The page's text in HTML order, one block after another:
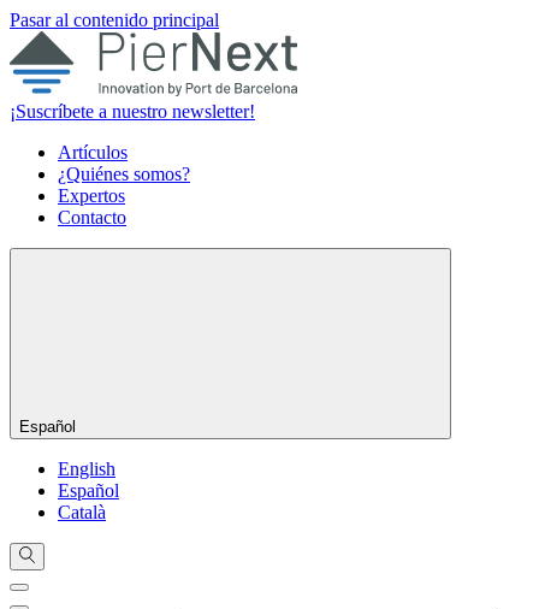
Pasar al contenido principal
¡Suscríbete a nuestro newsletter!
Artículos
¿Quiénes somos?
Expertos
Contacto
Español
English
Español
Català